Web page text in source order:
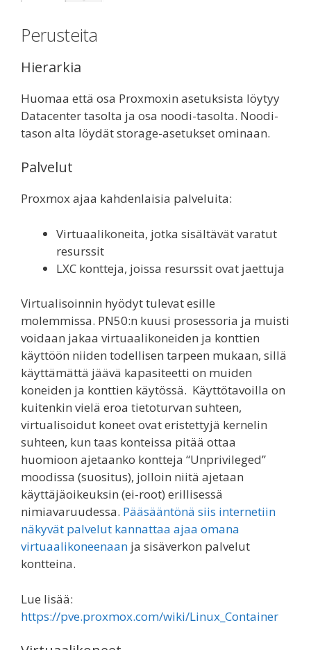
Perusteita
Hierarkia
Huomaa että osa Proxmoxin asetuksista löytyy
Datacenter tasolta ja osa noodi-tasolta. Noodi-
tason alta löydät storage-asetukset ominaan.
Palvelut
Proxmox ajaa kahdenlaisia palveluita:
Virtuaalikoneita, jotka sisältävät varatut
resurssit
LXC kontteja, joissa resurssit ovat jaettuja
Virtualisoinnin hyödyt tulevat esille
molemmissa. PN50:n kuusi prosessoria ja muisti
voidaan jakaa virtuaalikoneiden ja konttien
käyttöön niiden todellisen tarpeen mukaan, sillä
käyttämättä jäävä kapasiteetti on muiden
koneiden ja konttien käytössä. Käyttötavoilla on
kuitenkin vielä eroa tietoturvan suhteen,
virtualisoidut koneet ovat eristettyjä kernelin
suhteen, kun taas konteissa pitää ottaa
huomioon ajetaanko kontteja “Unprivileged”
moodissa (suositus), jolloin niitä ajetaan
käyttäjäoikeuksin (ei-root) erillisessä
nimiavaruudessa. Pääsääntönä siis internetiin
näkyvät palvelut kannattaa ajaa omana
virtuaalikoneenaan ja sisäverkon palvelut
kontteina.
Lue lisää:
https://pve.proxmox.com/wiki/Linux_Container